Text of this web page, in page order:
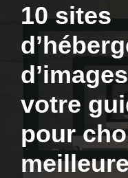
10 sites
votre
pour